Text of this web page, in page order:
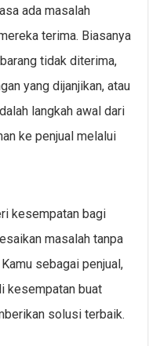
ada masalah
terima. Biasanya
tidak diterima,
yang dijanjikan, atau
langkah awal dari
ke penjual melalui
kesempatan bagi
masalah tanpa
sebagai penjual,
kesempatan buat
solusi terbaik.